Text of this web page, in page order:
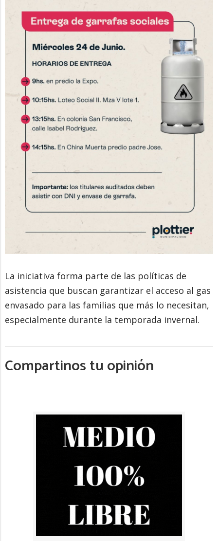
La iniciativa forma parte de las políticas de
asistencia que buscan garantizar el acceso al gas
envasado para las familias que más lo necesitan,
especialmente durante la temporada invernal.
Compartinos tu opinión